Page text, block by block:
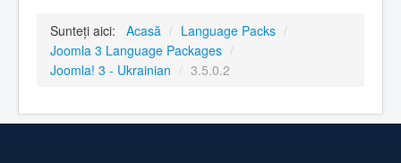
Sunteți aici: Acasă / Language Packs /
Joomla 3 Language Packages /
Joomla! 3 - Ukrainian / 3.5.0.2